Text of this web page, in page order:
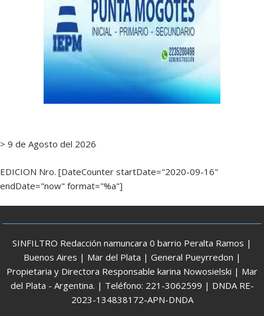
> 9 de Agosto del 2026
EDICION Nro. [DateCounter startDate="2020-09-16"
endDate="now" format="%a"]
SINFILTRO Redacción namuncara 0 barrio Peralta Ramos |
Buenos Aires | Mar del Plata | General Pueyrredon |
Propietaria y Directora Responsable karina Nowosielski | Mar
del Plata - Argentina. | Teléfono: 221-3062599 | DNDA RE-
2023-134838172-APN-DNDA